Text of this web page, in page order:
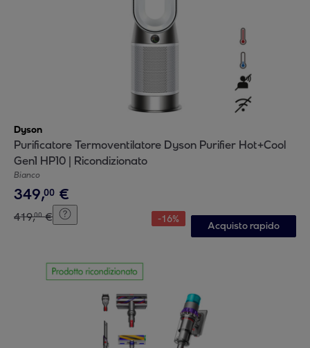
Dyson
Purificatore Termoventilatore Dyson Purifier Hot+Cool
Gen1 HP10 | Ricondizionato
Bianco
349,00 €
419,00 € -16%
Acquisto rapido